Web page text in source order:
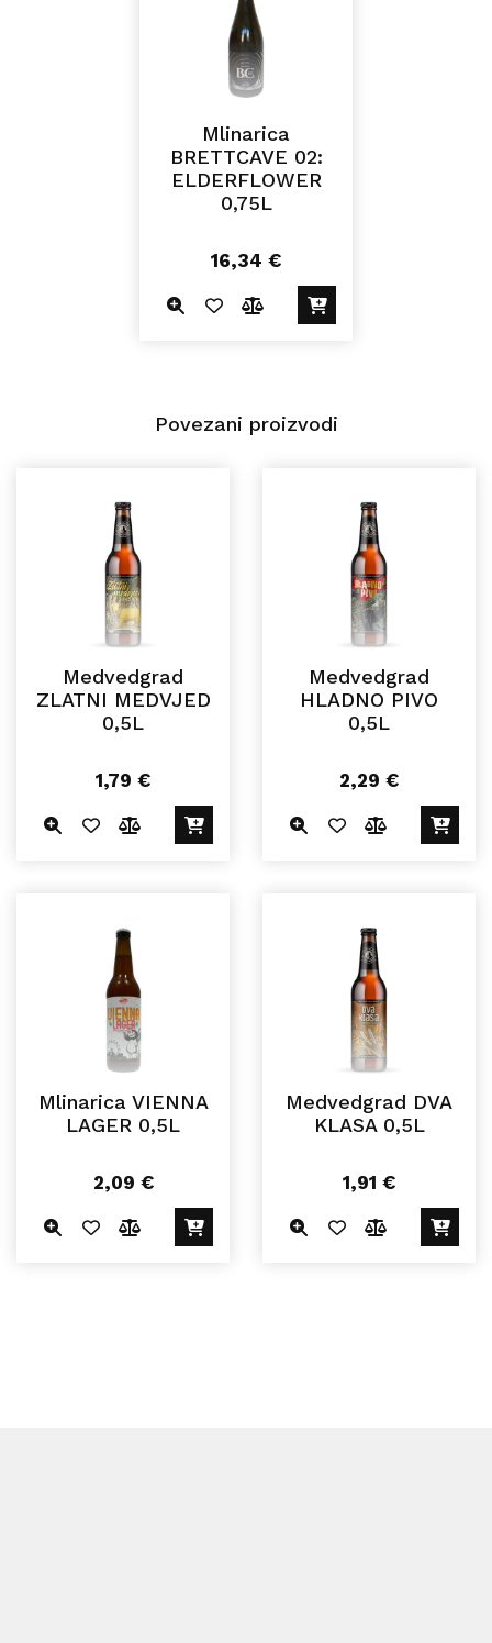
Mlinarica
BRETTCAVE 02:
ELDERFLOWER
0,75L
16,34 €
Povezani proizvodi
Medvedgrad
ZLATNI MEDVJED
0,5L
1,79 €
Medvedgrad
HLADNO PIVO
0,5L
2,29 €
Mlinarica VIENNA
LAGER 0,5L
2,09 €
Medvedgrad DVA
KLASA 0,5L
1,91 €